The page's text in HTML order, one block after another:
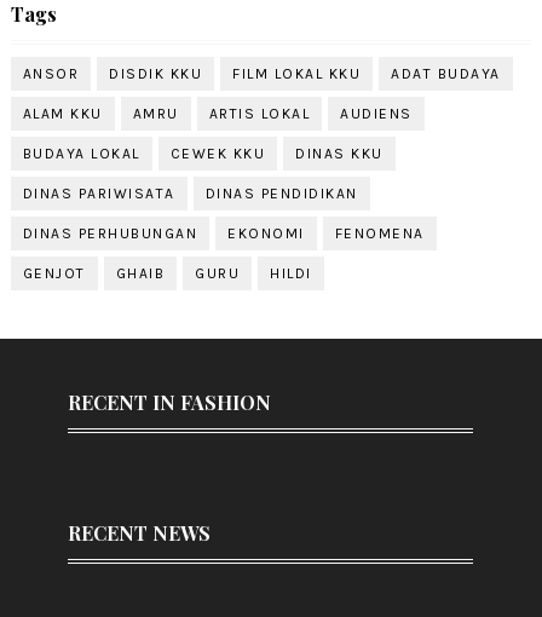
Tags
ANSOR DISDIK KKU FILM LOKAL KKU ADAT BUDAYA
ALAM KKU AMRU ARTIS LOKAL AUDIENS
BUDAYA LOKAL CEWEK KKU DINAS KKU
DINAS PARIWISATA DINAS PENDIDIKAN
DINAS PERHUBUNGAN EKONOMI FENOMENA
GENJOT GHAIB GURU HILDI
RECENT IN FASHION
RECENT NEWS